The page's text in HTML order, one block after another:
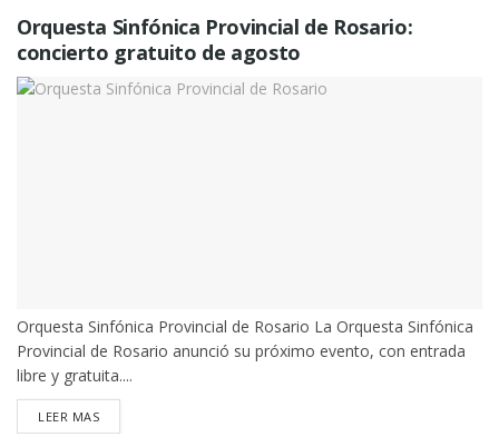
Orquesta Sinfónica Provincial de Rosario:
concierto gratuito de agosto
Orquesta Sinfónica Provincial de Rosario La Orquesta Sinfónica
Provincial de Rosario anunció su próximo evento, con entrada
libre y gratuita....
LEER MASDETAILS